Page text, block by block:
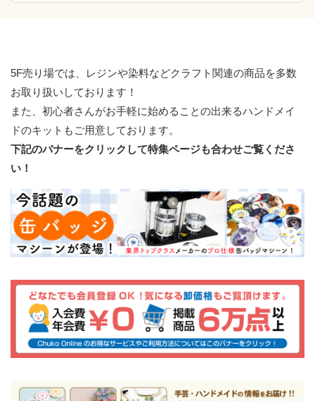
5F売り場では、レジンや染料などクラフト関連の商品を多数
お取り扱いしております！
また、初心者さんがお手軽に始めることの出来るハンドメイ
ドのキットもご用意しております。
下記のバナーをクリックして特集ページも合わせご覧くださ
い！